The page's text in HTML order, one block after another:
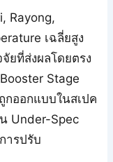
Rayong,
เฉลี่ยสูง
ยที่ส่งผลโดยตรง
Stage
กออกแบบในสเปค
Under-Spec
ารปรับ